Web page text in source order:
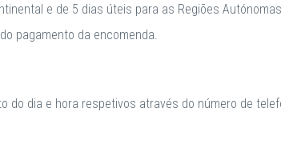
e de 5 dias úteis para as Regiões
pagamento da encomenda.
do dia e hora respetivos através do número de